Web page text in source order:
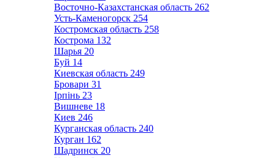
Восточно-Казахстанская область 262
Усть-Каменогорск 254
Костромская область 258
Кострома 132
Шарья 20
Буй 14
Киевская область 249
Бровари 31
Ірпінь 23
Вишневе 18
Киев 246
Курганская область 240
Курган 162
Шадринск 20